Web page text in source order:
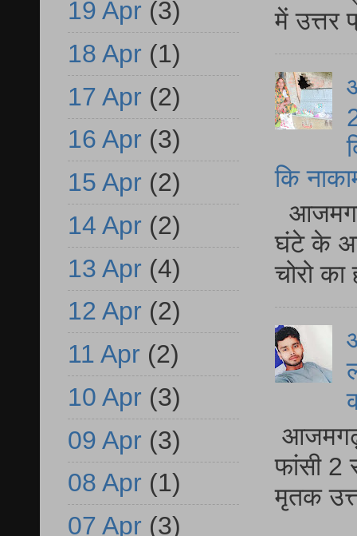
में
कि
घंटे के
चोरो
आजमगढ़
फांसी 2
मृतक
19 Apr (3)
18 Apr (1)
17 Apr (2)
16 Apr (3)
15 Apr (2)
14 Apr (2)
13 Apr (4)
12 Apr (2)
11 Apr (2)
10 Apr (3)
09 Apr (3)
08 Apr (1)
07 Apr (3)